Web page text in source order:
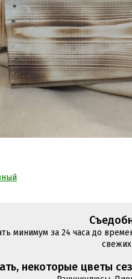
минимум за 24 часа до
некоторые цветы